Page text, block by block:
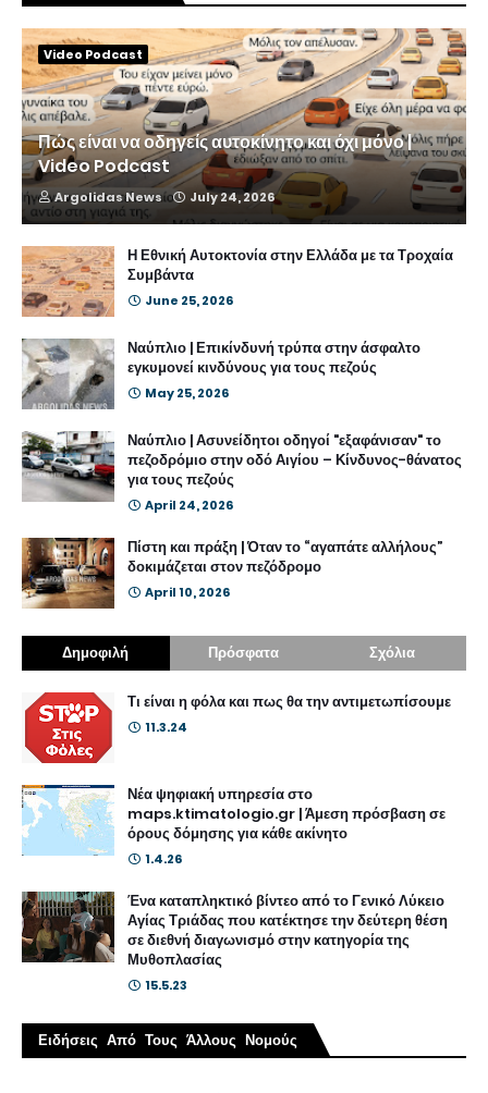
Video Podcast
Πώς είναι να οδηγείς αυτοκίνητο και όχι μόνο |
Video Podcast
Argolidas News July 24, 2026
Η Εθνική Αυτοκτονία στην Ελλάδα με τα Τροχαία
Συμβάντα
June 25, 2026
Ναύπλιο | Επικίνδυνή τρύπα στην άσφαλτο
εγκυμονεί κινδύνους για τους πεζούς
May 25, 2026
Ναύπλιο | Ασυνείδητοι οδηγοί "εξαφάνισαν" το
πεζοδρόμιο στην οδό Αιγίου – Κίνδυνος-θάνατος
για τους πεζούς
April 24, 2026
Πίστη και πράξη | Όταν το “αγαπάτε αλλήλους”
δοκιμάζεται στον πεζόδρομο
April 10, 2026
Δημοφιλή Πρόσφατα Σχόλια
Τι είναι η φόλα και πως θα την αντιμετωπίσουμε
11.3.24
Νέα ψηφιακή υπηρεσία στο
maps.ktimatologio.gr | Άμεση πρόσβαση σε
όρους δόμησης για κάθε ακίνητο
1.4.26
Ένα καταπληκτικό βίντεο από το Γενικό Λύκειο
Αγίας Τριάδας που κατέκτησε την δεύτερη θέση
σε διεθνή διαγωνισμό στην κατηγορία της
Μυθοπλασίας
15.5.23
Ειδήσεις Από Τους Άλλους Νομούς